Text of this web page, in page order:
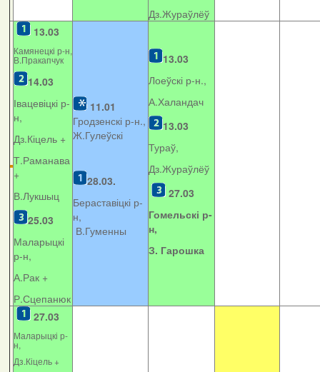
Дз.Жураўлёў
13.03
Камянецкі р-н,
В.Пракапчук
14.03
Івацевіцкі р-
н,
Дз.Кіцель +
Т.Раманава
+
В.Лукшыц
25.03
Маларыцкі
р-н,
А.Рак +
Р.Сцепанюк
11.01
Гродзенскі р-н.,
Ж.Гулеўскі
28.03.
Бераставіцкі р-
н,
В.Гуменны
13.03
Лоеўскі р-н.,
А.Халандач
13.03
Тураў,
Дз.Жураўлёў
27.03
Гомельскі р-
н,
З. Гарошка
27.03
Маларыцкі р-
н,
Дз.Кіцель +